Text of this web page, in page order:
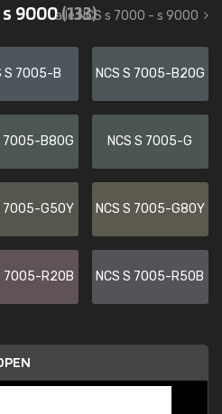
s 9000(133)
alle NCS s 7000 - s 9000
S 7005-B NCS S 7005-B20G
7005-B80G NCS S 7005-G
7005-G50Y NCS S 7005-G80Y
7005-R20B NCS S 7005-R50B